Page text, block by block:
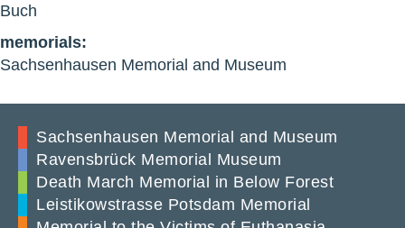
Buch
memorials:
Sachsenhausen Memorial and Museum
Sachsenhausen Memorial and Museum
Ravensbrück Memorial Museum
Death March Memorial in Below Forest
Leistikowstrasse Potsdam Memorial